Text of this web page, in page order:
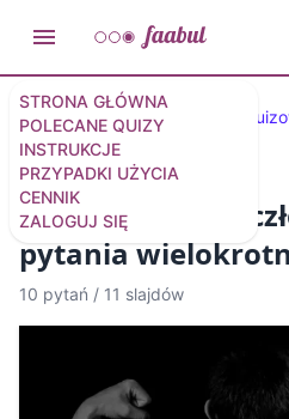
STRONA GŁÓWNA
POLECANE QUIZY
INSTRUKCJE
PRZYPADKI UŻYCIA
CENNIK
ZALOGUJ SIĘ
Wybrane quizy 50 pytań
Quiz z anatomii
pytania
10 pytań / 11 slajdów